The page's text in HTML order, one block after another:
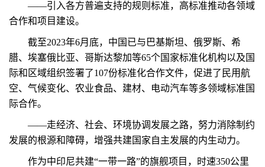
——引入各方普遍支持的规则标准，高标准推动各领域
合作和项目建设。
截至2023年6月底，中国已与巴基斯坦、俄罗斯、希
腊、埃塞俄比亚、哥斯达黎加等65个国家标准化机构以及国
际和区域组织签署了107份标准化合作文件，促进了民用航
空、气候变化、农业食品、建材、电动汽车等多领域标准国
际合作。
——走经济、社会、环境协调发展之路，努力消除制约
发展的根源和障碍，增强共建国家自主发展的内生动力。
作为中印尼共建“一带一路”的旗舰项目，时速350公里